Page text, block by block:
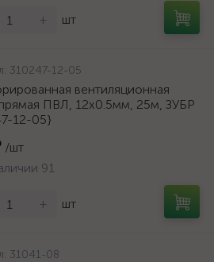
+ шт
310247-12-05
вентиляционная
ПВЛ, 12х0.5мм, 25м, ЗУБР
12-05}
/шт
91
+ шт
31041-08